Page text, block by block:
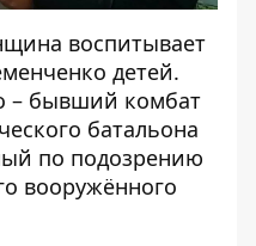
воспитывает
детей.
– бывший комбат
батальона
по подозрению
вооружённого